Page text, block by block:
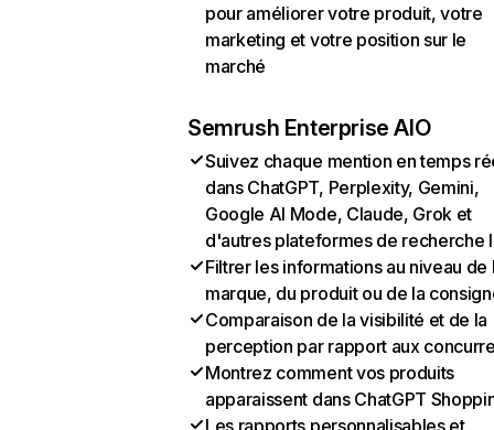
pour améliorer votre produit, votre
marketing et votre position sur le
marché
Semrush Enterprise AIO
Suivez chaque mention en temps
dans ChatGPT, Perplexity, Gemini,
Google AI Mode, Claude, Grok et
d'autres plateformes de recherche
Filtrer les informations au niveau de
marque, du produit ou de la
Comparaison de la visibilité et de la
perception par rapport aux
Montrez comment vos produits
apparaissent dans ChatGPT
Les rapports personnalisables et